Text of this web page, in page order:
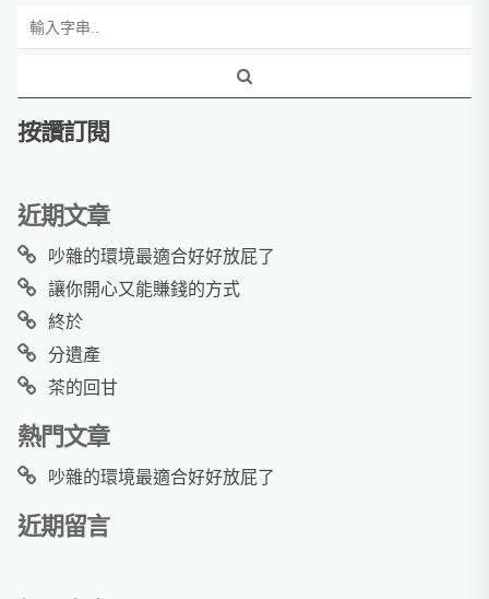
按讚訂閱
近期文章
吵雜的環境最適合好好放屁了
讓你開心又能賺錢的方式
終於
分遺產
茶的回甘
熱門文章
吵雜的環境最適合好好放屁了
近期留言